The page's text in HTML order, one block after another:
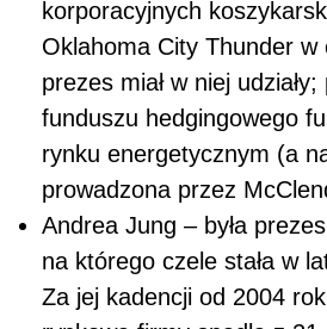
korporacyjnych
Oklahoma City Thunder w
prezes miał w niej
funduszu hedgingowego
rynku energetycznym (a
prowadzona przez
Andrea Jung – była
na którego czele stała w
Za jej kadencji od 2004